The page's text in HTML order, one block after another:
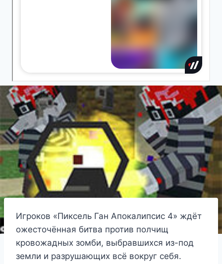
Игроков «Пиксель Ган Апокалипсис 4» ждёт
ожесточённая битва против полчищ
кровожадных зомби, выбравшихся из-под
земли и разрушающих всё вокруг себя.